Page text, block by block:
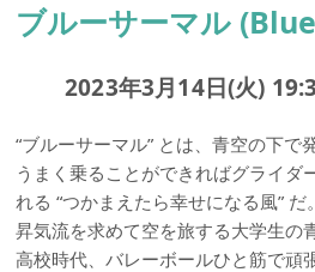
ブルーサーマル
2023年3月14日(火)
“ブルーサーマル” とは、青空の下で
うまく乗ることができればグライダ
れる “つかまえたら幸せになる風”
昇気流を求めて空を旅する大学生の
高校時代、バレーボールひと筋で頑